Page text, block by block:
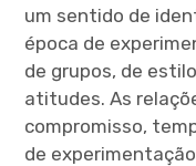
um sentido de
época de
de grupos, de
atitudes. As
compromisso,
de